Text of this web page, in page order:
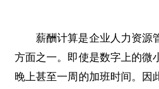
薪酬计算是企业人力资源
方面之一。即使是数字上的微
晚上甚至一周的加班时间。因